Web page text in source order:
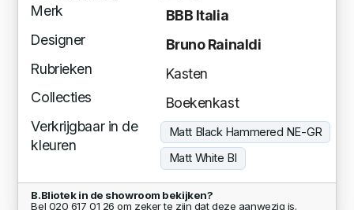
Merk
BBB Italia
Designer
Bruno Rainaldi
Rubrieken
Kasten
Collecties
Boekenkast
Verkrijgbaar in de
kleuren
Matt Black Hammered NE-GR
Matt White BI
B.Bliotek in de showroom bekijken?
Bel 020 617 01 26 om zeker te zijn dat deze aanwezig is.